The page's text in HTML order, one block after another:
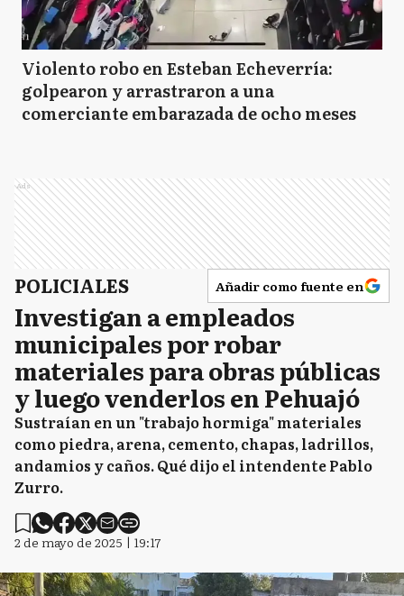
Violento robo en Esteban Echeverría:
golpearon y arrastraron a una
comerciante embarazada de ocho meses
Ads
POLICIALES Añadir como fuente en
Investigan a empleados
municipales por robar
materiales para obras públicas
y luego venderlos en Pehuajó
Sustraían en un "trabajo hormiga" materiales
como piedra, arena, cemento, chapas, ladrillos,
andamios y caños. Qué dijo el intendente Pablo
Zurro.
2 de mayo de 2025 | 19:17